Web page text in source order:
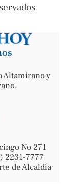
Altamirano y
No 271
2231-7777
de Alcaldía